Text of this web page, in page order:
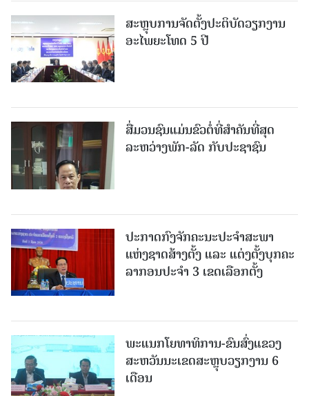
ສະຫຼຸບການຈັດຕັ້ງປະຕິບັດວຽກງານ
ອະໄພຍະໂທດ 5 ປີ
ສື່ມວນຊົນແມ່ນຂົວຕໍ່ທີ່ສໍາຄັນທີ່ສຸດ
ລະຫວ່າງພັກ-ລັດ ກັບປະຊາຊົນ
ປະກາດກົງຈັກຄະນະປະຈໍາສະພາ
ແຫ່ງຊາດສ້າງຕັ້ງ ແລະ ແຕ່ງຕັ້ງບຸກຄະ
ລາກອນປະຈໍາ 3 ເຂດເລືອກຕັ້ງ
ພະແນກໂຍທາທິການ-ຂົນສົ່ງແຂວງ
ສະຫວັນນະເຂດສະຫຼຸບວຽກງານ 6
ເດືອນ